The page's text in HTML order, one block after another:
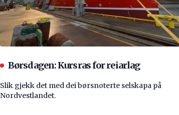
Børsdagen: Kursras for reiarlag
Slik gjekk det med dei børsnoterte selskapa på
Nordvestlandet.